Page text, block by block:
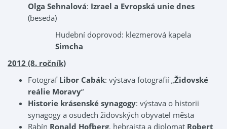
Olga Sehnalová: Izrael a Evropská unie dnes
(beseda)
Hudební doprovod: klezmerová kapela
Simcha
2012 (8. ročník)
Fotograf Libor Cabák: výstava fotografií „Židovské
reálie Moravy“
Historie krásenské synagogy: výstava o historii
synagogy a osudech židovských obyvatel města
Rabín Ronald Hofberg, hebraista a diplomat Robert